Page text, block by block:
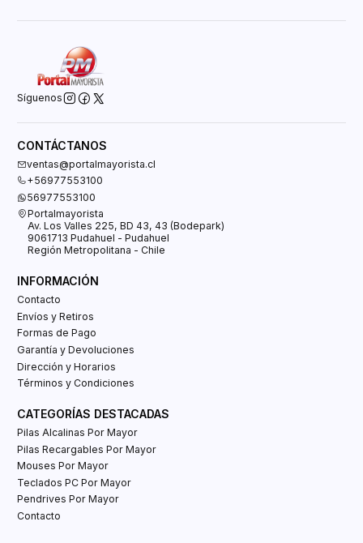
Síguenos
CONTÁCTANOS
ventas@portalmayorista.cl
+56977553100
56977553100
Portalmayorista
Av. Los Valles 225, BD 43, 43 (Bodepark)
9061713 Pudahuel - Pudahuel
Región Metropolitana - Chile
INFORMACIÓN
Contacto
Envíos y Retiros
Formas de Pago
Garantía y Devoluciones
Dirección y Horarios
Términos y Condiciones
CATEGORÍAS DESTACADAS
Pilas Alcalinas Por Mayor
Pilas Recargables Por Mayor
Mouses Por Mayor
Teclados PC Por Mayor
Pendrives Por Mayor
Contacto